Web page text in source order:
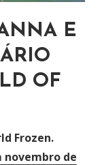
E
OF
Frozen.
novembro de